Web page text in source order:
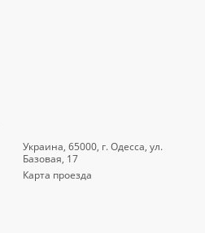
Украина, 65000, г. Одесса, ул.
Базовая, 17
Карта проезда